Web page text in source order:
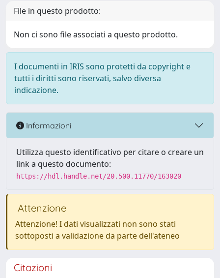
File in questo prodotto:
Non ci sono file associati a questo prodotto.
I documenti in IRIS sono protetti da copyright e
tutti i diritti sono riservati, salvo diversa
indicazione.
Informazioni
Utilizza questo identificativo per citare o creare un
link a questo documento:
https://hdl.handle.net/20.500.11770/163020
Attenzione
Attenzione! I dati visualizzati non sono stati
sottoposti a validazione da parte dell'ateneo
Citazioni